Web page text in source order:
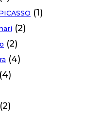
(1)
(2)
(2)
(4)
(4)
(2)